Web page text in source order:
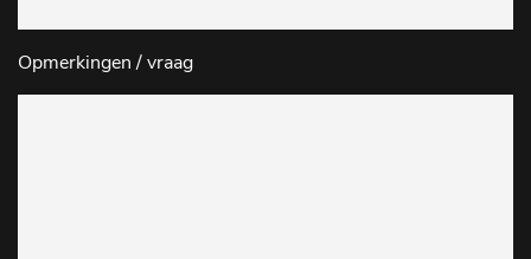
Opmerkingen / vraag